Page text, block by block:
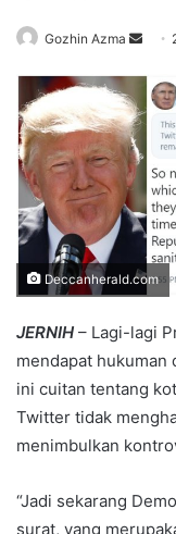
Gozhin Azma
Send
email
Deccanherald.com
JERNIH – Lagi-lagi
mendapat hukuman
ini cuitan tentang
Twitter tidak
menimbulkan
“Jadi sekarang
surat, yang